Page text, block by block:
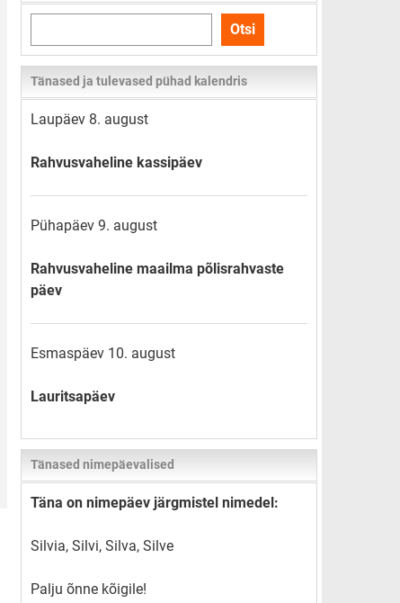
kogu
lehelt
Otsi
Tänased ja tulevased pühad kalendris
Laupäev 8. august
Rahvusvaheline kassipäev
Pühapäev 9. august
Rahvusvaheline maailma põlisrahvaste
päev
Esmaspäev 10. august
Lauritsapäev
Tänased nimepäevalised
Täna on nimepäev järgmistel nimedel:
Silvia, Silvi, Silva, Silve
Palju õnne kõigile!